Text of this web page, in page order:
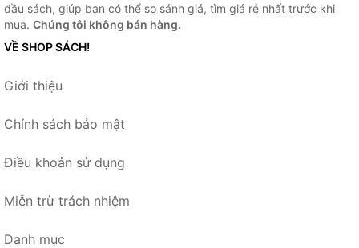
đầu sách, giúp bạn có thể so sánh giá, tìm giá rẻ nhất trước khi
mua. Chúng tôi không bán hàng.
VỀ SHOP SÁCH!
Giới thiệu
Chính sách bảo mật
Điều khoản sử dụng
Miễn trừ trách nhiệm
Danh mục